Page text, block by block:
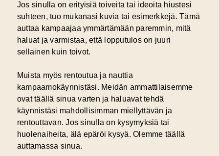
Jos sinulla on erityisiä toiveita tai ideoita hiustesi
suhteen, tuo mukanasi kuvia tai esimerkkejä. Tämä
auttaa kampaajaa ymmärtämään paremmin, mitä
haluat ja varmistaa, että lopputulos on juuri
sellainen kuin toivot.
Muista myös rentoutua ja nauttia
kampaamokäynnistäsi. Meidän ammattilaisemme
ovat täällä sinua varten ja haluavat tehdä
käynnistäsi mahdollisimman miellyttävän ja
rentouttavan. Jos sinulla on kysymyksiä tai
huolenaiheita, älä epäröi kysyä. Olemme täällä
auttamassa sinua.